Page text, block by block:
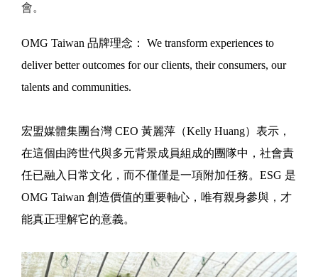
會。
OMG Taiwan 品牌理念： We transform experiences to
deliver better outcomes for our clients, their consumers, our
talents and communities.
宏盟媒體集團台灣 CEO 黃麗萍（Kelly Huang）表示，
在這個由跨世代與多元背景成員組成的團隊中，社會責
任已融入日常文化，而不僅僅是一項附加任務。ESG 是
OMG Taiwan 創造價值的重要軸心，唯有親身參與，才
能真正理解它的意義。